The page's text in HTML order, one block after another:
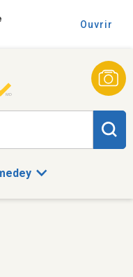
Ouvrir